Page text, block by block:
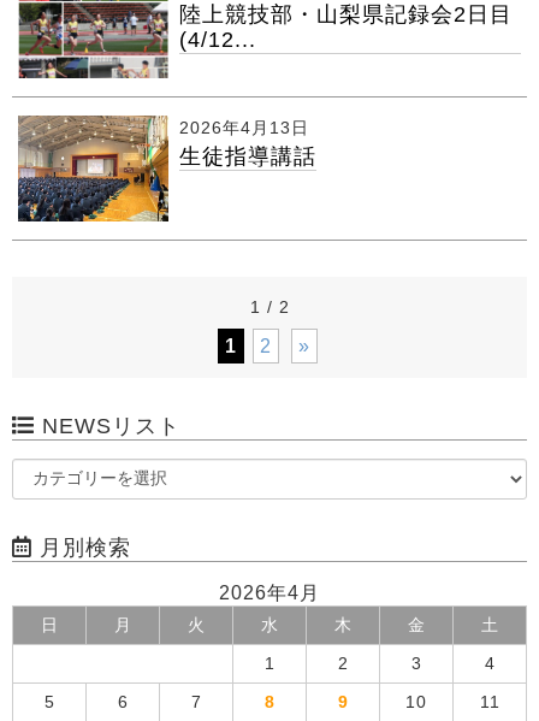
陸上競技部・山梨県記録会2日目
(4/12...
2026年4月13日
生徒指導講話
1 / 2
1 2 »
NEWSリスト
月別検索
2026年4月
日 月 火 水 木 金 土
1 2 3 4
5 6 7 8 9 10 11